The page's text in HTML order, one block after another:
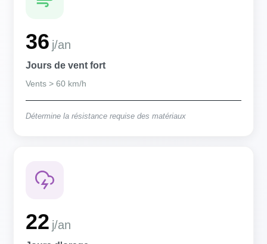
36 j/an
Jours de vent fort
Vents > 60 km/h
Détermine la résistance requise des matériaux
22 j/an